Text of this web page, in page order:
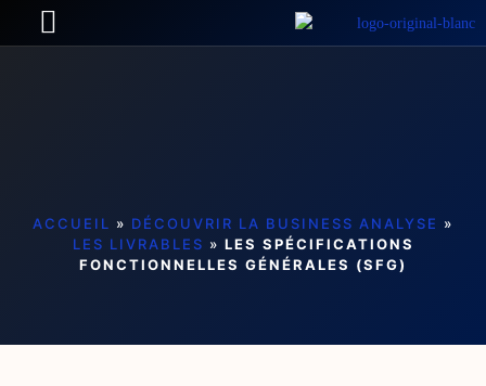
ACCUEIL » DÉCOUVRIR LA BUSINESS ANALYSE »
LES LIVRABLES » LES SPÉCIFICATIONS
FONCTIONNELLES GÉNÉRALES (SFG)